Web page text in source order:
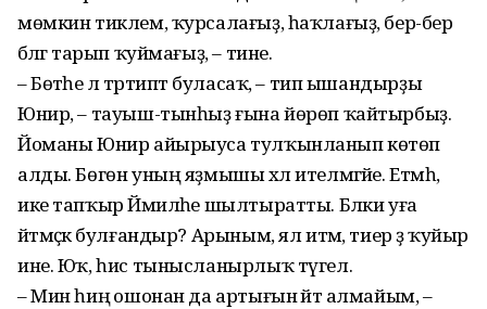
мөмкин тиклем, ҡурсалағыҙ, һаҡлағыҙ, бер-бер
бәләгә тарып ҡуймағыҙ, – тине.
– Бөтәһе лә тәртиптә буласаҡ, – тип ышандырҙы
Юнир, – тауыш-тынһыҙ ғына йөрөп ҡайтырбыҙ.
Йоманы Юнир айырыуса тулҡынланып көтөп
алды. Бөгөн уның яҙмышы хәл ителмәгәйе. Етмәһә,
ике тапҡыр Йәмиләһе шылтыратты. Бәлки уға
әйтмәҫкә булғандыр? Арыным, ял итәм, тиер ҙә ҡуйыр
ине. Юҡ, һис тынысланырлыҡ түгел.
– Мин һиңә ошонан да артығын әйтә алмайым, –